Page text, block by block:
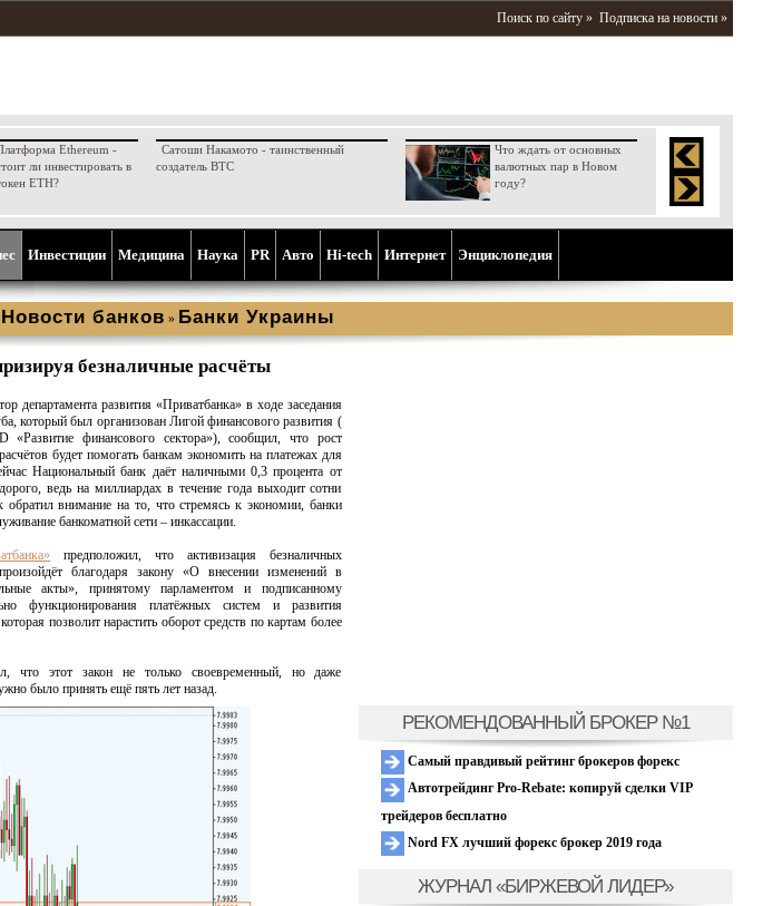
Поиск по сайту » Подписка на новости »
Ethereum -
ли инвестировать в
ETH?
Сатоши Накамото - таинственный
создатель BTC
Что ждать от основных
валютных пар в Новом
году?
Инвестиции Медицина Наука PR Aвто Hi-tech Интернет Энциклопедия
Новости банков » Банки Украины
безналичные расчёты
департамента развития «Приватбанка» в ходе заседания
который был организован Лигой финансового развития (
«Развитие финансового сектора»), сообщил, что рост
будет помогать банкам экономить на платежах для
Национальный банк даёт наличными 0,3 процента от
ведь на миллиардах в течение года выходит сотни
внимание на то, что стремясь к экономии, банки
банкоматной сети – инкассации.
предположил, что активизация безналичных
благодаря закону «О внесении изменений в
акты», принятому парламентом и подписанному
функционирования платёжных систем и развития
позволит нарастить оборот средств по картам более
что этот закон не только своевременный, но даже
было принять ещё пять лет назад.
РЕКОМЕНДОВАННЫЙ БРОКЕР №1
Самый правдивый рейтинг брокеров форекс
Автотрейдинг Pro-Rebate: копируй сделки VIP
трейдеров бесплатно
Nord FX лучший форекс брокер 2019 года
ЖУРНАЛ «БИРЖЕВОЙ ЛИДЕР»